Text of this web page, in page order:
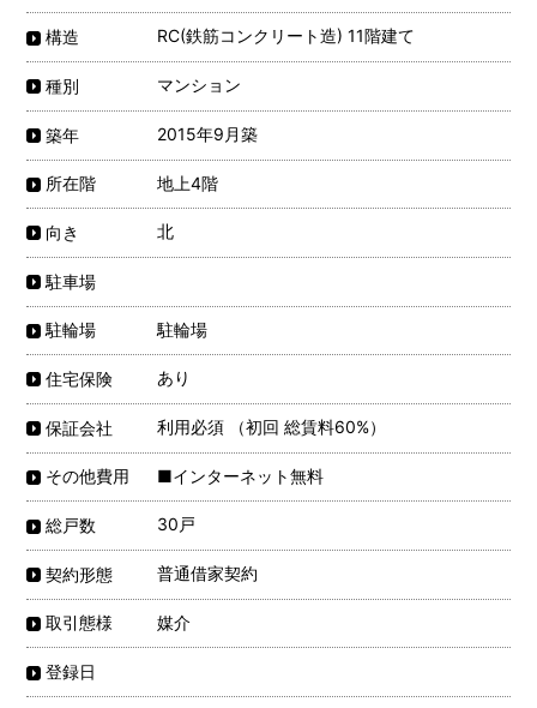
構造 RC(鉄筋コンクリート造) 11階建て
種別 マンション
築年 2015年9月築
所在階 地上4階
向き 北
駐車場
駐輪場 駐輪場
住宅保険 あり
保証会社 利用必須 （初回 総賃料60%）
その他費用 ■インターネット無料
総戸数 30戸
契約形態 普通借家契約
取引態様 媒介
登録日